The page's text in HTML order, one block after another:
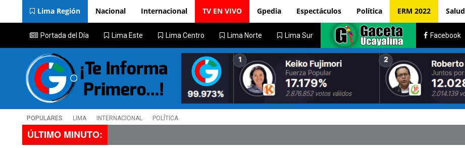
Lima Región Nacional Internacional TV EN VIVO Gpedia Espectáculos Política ERM 2022 Salud
Portada del Día Lima Este Lima Centro Lima Norte Lima Sur Facebook
POPULARES LIMA INTERNACIONAL POLÍTICA
ÚLTIMO MINUTO: